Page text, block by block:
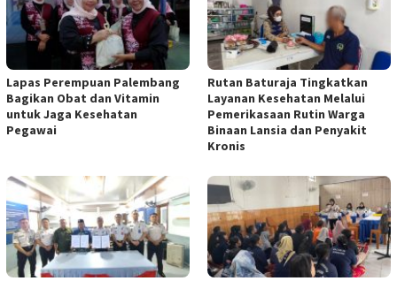
Lapas Perempuan Palembang
Bagikan Obat dan Vitamin
untuk Jaga Kesehatan
Pegawai
Rutan Baturaja Tingkatkan
Layanan Kesehatan Melalui
Pemerikasaan Rutin Warga
Binaan Lansia dan Penyakit
Kronis